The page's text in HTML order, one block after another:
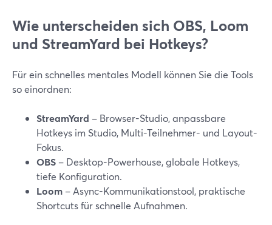
Wie unterscheiden sich OBS, Loom
und StreamYard bei Hotkeys?
Für ein schnelles mentales Modell können Sie die Tools
so einordnen:
StreamYard – Browser-Studio, anpassbare
Hotkeys im Studio, Multi-Teilnehmer- und Layout-
Fokus.
OBS – Desktop-Powerhouse, globale Hotkeys,
tiefe Konfiguration.
Loom – Async-Kommunikationstool, praktische
Shortcuts für schnelle Aufnahmen.